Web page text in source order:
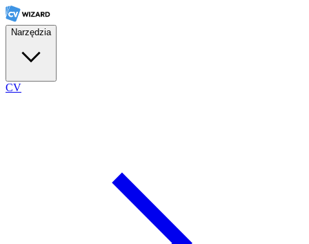
Narzędzia
CV